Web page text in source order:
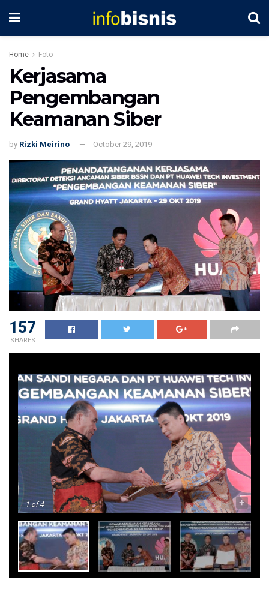
Home Foto
Kerjasama
Pengembangan
Keamanan Siber
by Rizki Meirino October 29, 2019
157
SHARES
1of 4 - +